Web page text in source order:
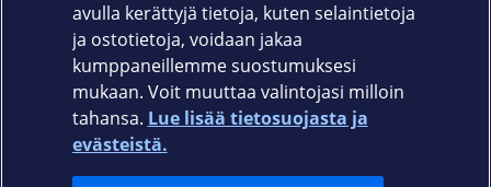
Elisa.fi
avulla kerättyjä tietoja, kuten selaintietoja
ja ostotietoja, voidaan jakaa
kumppaneillemme suostumuksesi
mukaan. Voit muuttaa valintojasi milloin
tahansa. Lue lisää tietosuojasta ja
evästeistä.